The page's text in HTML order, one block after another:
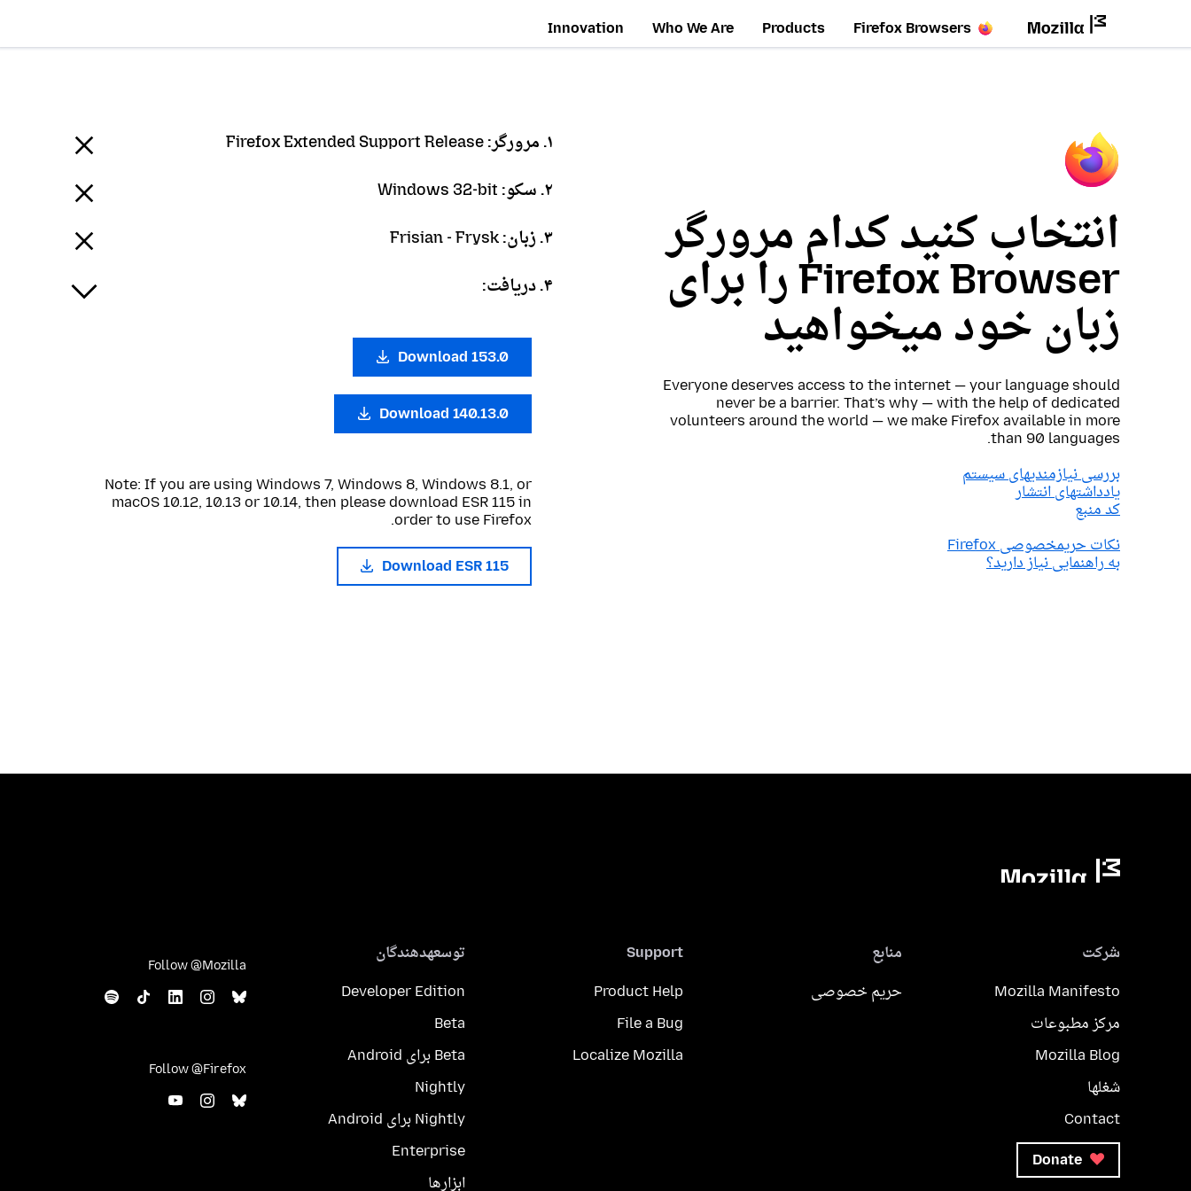
Firefox Browsers
Products
Who We Are
Innovation
انتخاب کنید کدام مرورگر
Firefox Browser را برای
زبان خود میخواهید
Everyone deserves access to the internet — your language should
never be a barrier. That’s why — with the help of dedicated
volunteers around the world — we make Firefox available in more
than 90 languages.
بررسی نیازمندیهای سیستم
یادداشتهای انتشار
کد منبع
نکات حریمخصوصی Firefox
به راهنمایی نیاز دارید؟
۱. مرورگر: Firefox Extended Support Release
۲. سکو: Windows 32-bit
۳. زبان: Frisian - Frysk
۴. دریافت:
Download 153.0
Download 140.13.0
Note: If you are using Windows 7, Windows 8, Windows 8.1, or
macOS 10.12, 10.13 or 10.14, then please download ESR 115 in
order to use Firefox.
Download ESR 115
شرکت
Mozilla Manifesto
مرکز مطبوعات
Mozilla Blog
شغلها
Contact
Donate
منابع
حریم خصوصی
Support
Product Help
File a Bug
Localize Mozilla
توسعهدهندگان
Developer Edition
Beta
Beta برای Android
Nightly
Nightly برای Android
Enterprise
ابزارها
Follow @Mozilla
Follow @Firefox